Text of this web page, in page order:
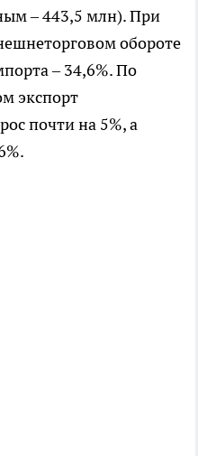
– 443,5 млн). При
обороте
– 34,6%. По
экспорт
почти на 5%, а